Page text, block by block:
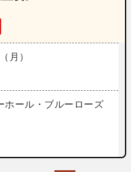
月）
ホール・ブルーローズ